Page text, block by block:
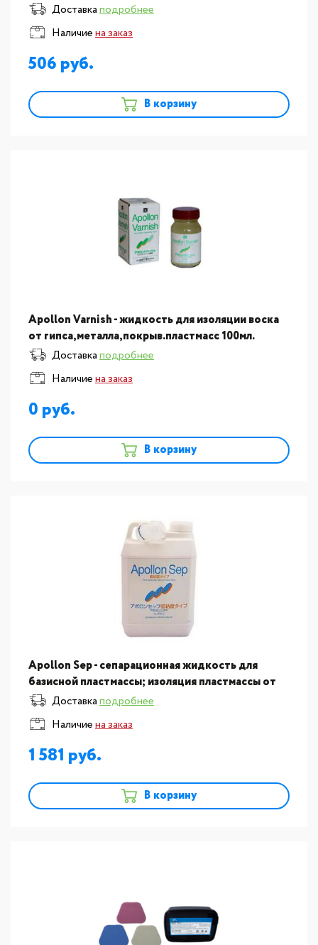
Доставкаподробнее
Наличиена заказ
506
В корзину
Apollon Varnish - жидкость для изоляции воска
от гипса,металла,покрыв.пластмасс 100мл.
YAMAHACHI (Япония)
Доставкаподробнее
Наличиена заказ
0
В корзину
Apollon Sep - сепарационная жидкость для
базисной пластмассы; изоляция пластмассы от
гипса 2000мл. YAMAHACHI (Япония) STYAS-2L
Доставкаподробнее
Наличиена заказ
1 581
В корзину